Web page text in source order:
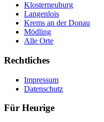
Klosterneuburg
Langenlois
Krems an der Donau
Mödling
Alle Orte
Rechtliches
Impressum
Datenschutz
Für Heurige